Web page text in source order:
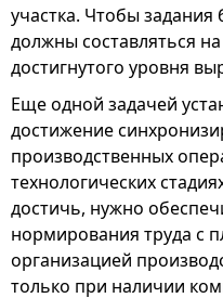
участка. Чтобы
должны составляться
достигнутого уровня
Еще одной задачей
достижение
производственных
технологических
достичь, нужно
нормирования труда с
организацией
только при наличии